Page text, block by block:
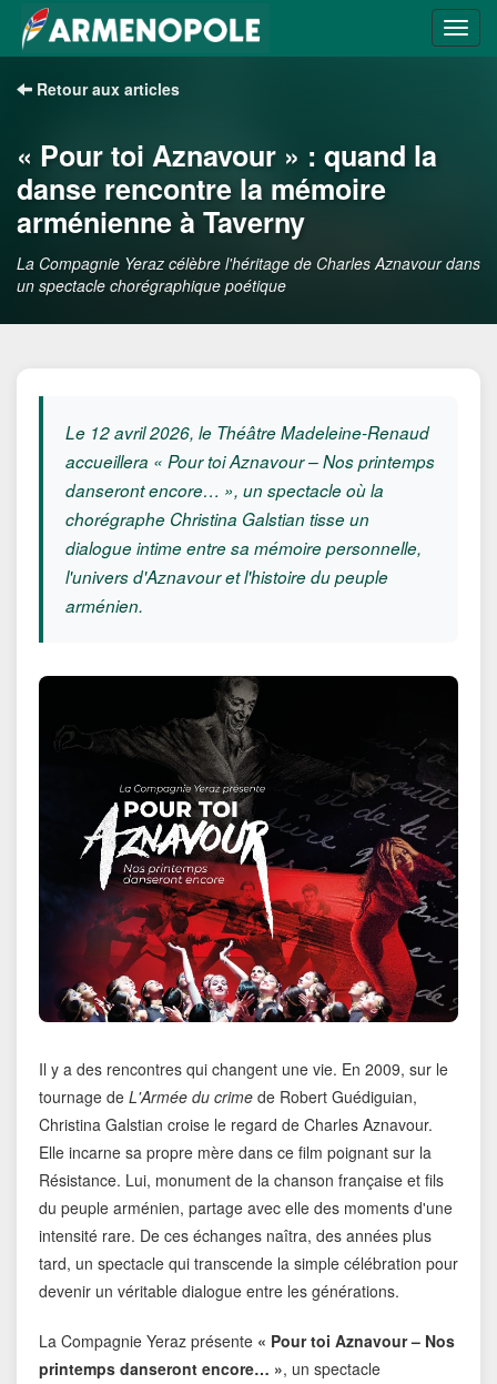
Retour aux articles
« Pour toi Aznavour » : quand la
danse rencontre la mémoire
arménienne à Taverny
La Compagnie Yeraz célèbre l'héritage de Charles Aznavour dans
un spectacle chorégraphique poétique
Le 12 avril 2026, le Théâtre Madeleine-Renaud
accueillera « Pour toi Aznavour – Nos printemps
danseront encore… », un spectacle où la
chorégraphe Christina Galstian tisse un
dialogue intime entre sa mémoire personnelle,
l'univers d'Aznavour et l'histoire du peuple
arménien.
Il y a des rencontres qui changent une vie. En 2009, sur le
tournage de L'Armée du crime de Robert Guédiguian,
Christina Galstian croise le regard de Charles Aznavour.
Elle incarne sa propre mère dans ce film poignant sur la
Résistance. Lui, monument de la chanson française et fils
du peuple arménien, partage avec elle des moments d'une
intensité rare. De ces échanges naîtra, des années plus
tard, un spectacle qui transcende la simple célébration pour
devenir un véritable dialogue entre les générations.
La Compagnie Yeraz présente « Pour toi Aznavour – Nos
printemps danseront encore… », un spectacle